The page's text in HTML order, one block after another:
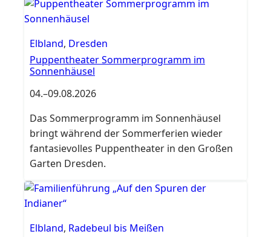
Elbland, Dresden
Puppentheater Sommerprogramm im
Sonnenhäusel
04.–09.08.2026
Das Sommerprogramm im Sonnenhäusel
bringt während der Sommerferien wieder
fantasievolles Puppentheater in den Großen
Garten Dresden.
Elbland, Radebeul bis Meißen